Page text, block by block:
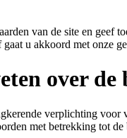
van de site en geef
u akkoord met onze
over
verplichting
met betrekking tot